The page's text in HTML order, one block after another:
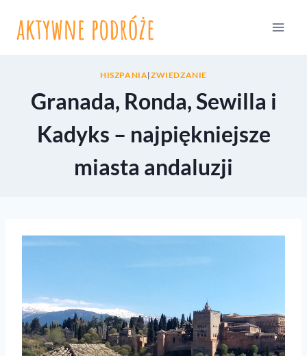
HISZPANIA|ZWIEDZANIE
Granada, Ronda, Sewilla i
Kadyks – najpiękniejsze
miasta andaluzji